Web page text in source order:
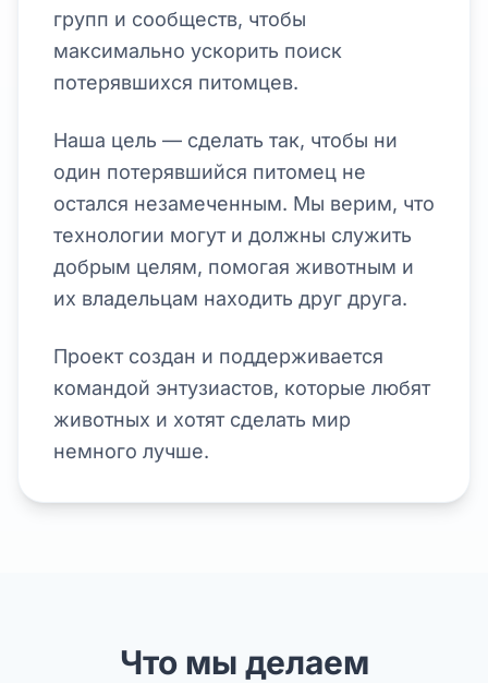
групп и сообществ, чтобы
максимально ускорить поиск
потерявшихся питомцев.
Наша цель — сделать так, чтобы ни
один потерявшийся питомец не
остался незамеченным. Мы верим, что
технологии могут и должны служить
добрым целям, помогая животным и
их владельцам находить друг друга.
Проект создан и поддерживается
командой энтузиастов, которые любят
животных и хотят сделать мир
немного лучше.
Что мы делаем